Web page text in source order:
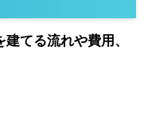
てる流れや費用、